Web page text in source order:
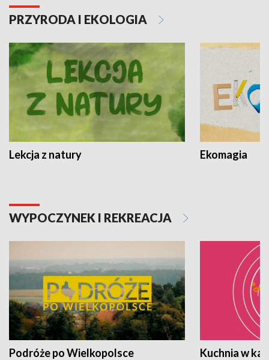
PRZYRODA I EKOLOGIA
Lekcja z natury Ekomagia
WYPOCZYNEK I REKREACJA
Podróże po Wielkopolsce Kuchnia w